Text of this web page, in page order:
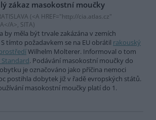
zákaz masokostní moučky
(<A HREF="http://cia.atlas.cz"
A>, SITA)
by měla být trvale zakázána v zemích
S tímto požadavkem se na EU obrátil rakouský
Wilhelm Molterer. Informoval o tom
Standard. Podávání masokostní moučky do
je označováno jako příčina nemoci
postihla dobytek již v řadě evropských států.
masokostní moučky platí do 1.